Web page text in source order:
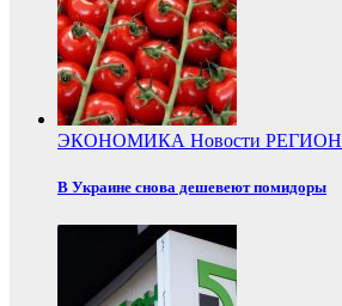
ЭКОНОМИКА Новости РЕГИОН
В Украине снова дешевеют помидоры